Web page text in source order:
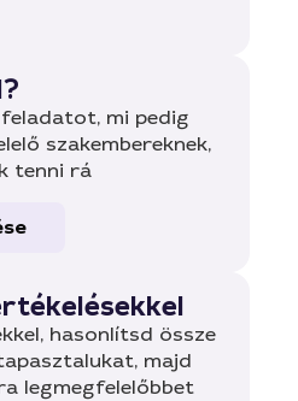
mi pedig
szakembereknek,
tenni rá
hasonlítsd össze
majd
legmegfelelőbbet